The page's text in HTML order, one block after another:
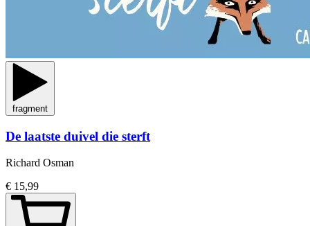
fragment
De laatste duivel die sterft
Richard Osman
€ 15,99